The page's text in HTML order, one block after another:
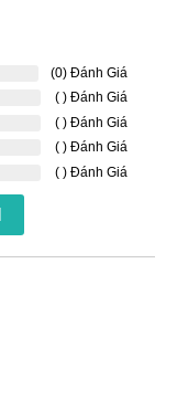
(0) Đánh Giá
( ) Đánh Giá
( ) Đánh Giá
( ) Đánh Giá
( ) Đánh Giá